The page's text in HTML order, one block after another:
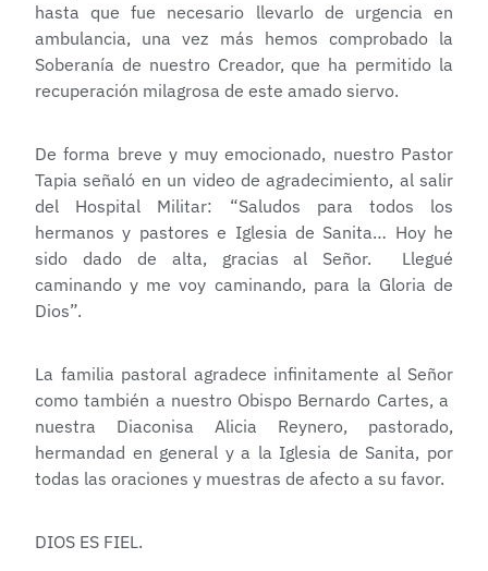
hasta que fue necesario llevarlo de urgencia en
ambulancia, una vez más hemos comprobado la
Soberanía de nuestro Creador, que ha permitido la
recuperación milagrosa de este amado siervo.
De forma breve y muy emocionado, nuestro Pastor
Tapia señaló en un video de agradecimiento, al salir
del Hospital Militar: “Saludos para todos los
hermanos y pastores e Iglesia de Sanita… Hoy he
sido dado de alta, gracias al Señor. Llegué
caminando y me voy caminando, para la Gloria de
Dios”.
La familia pastoral agradece infinitamente al Señor
como también a nuestro Obispo Bernardo Cartes, a
nuestra Diaconisa Alicia Reynero, pastorado,
hermandad en general y a la Iglesia de Sanita, por
todas las oraciones y muestras de afecto a su favor.
DIOS ES FIEL.